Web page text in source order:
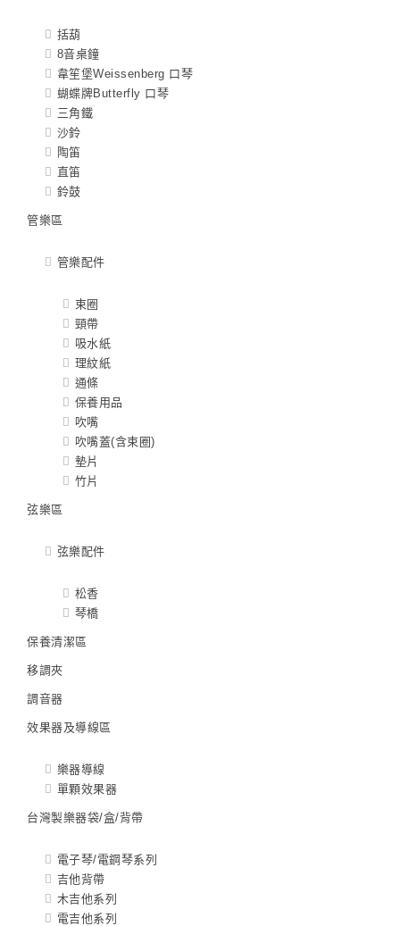
括葫
8音桌鐘
韋笙堡Weissenberg 口琴
蝴蝶牌Butterfly 口琴
三角鐵
沙鈴
陶笛
直笛
鈴鼓
管樂區
管樂配件
束圈
頸帶
吸水紙
理紋紙
通條
保養用品
吹嘴
吹嘴蓋(含束圈)
墊片
竹片
弦樂區
弦樂配件
松香
琴橋
保養清潔區
移調夾
調音器
效果器及導線區
樂器導線
單顆效果器
台灣製樂器袋/盒/背帶
電子琴/電鋼琴系列
吉他背帶
木吉他系列
電吉他系列